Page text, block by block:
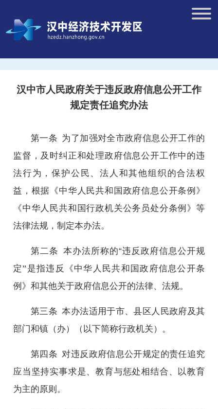
汉中市人民政府关于违反政府信息公开工作
规定责任追究办法
第一条 为了加强对全市政府信息公开工作的
监督，及时纠正和处理政府信息公开工作中的违
法行为，保护公民、法人和其他组织的合法权
益，根据《中华人民共和国政府信息公开条例》
《中华人民共和国行政机关公务员处分条例》等
法律法规，制定本办法。
第二条 本办法所称的“违反政府信息公开规
定” 是指违反《中华人民共和国政府信息公开条
例》和其他关于政府信息公开的法律、法规。
第三条 本办法适用于市、县区人民政府及其
部门和镇 （办） （以下简称行政机关）。
第四条 对违反政府信息公开规定的责任追究
应当坚持实事求是、教育与惩处相结合、以教育
为主的原则。